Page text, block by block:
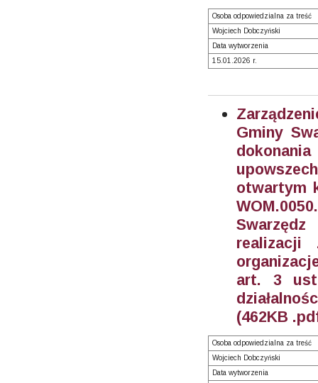
Osoba odpowiedzialna za treść
Wojciech Dobczyński
Data wytworzenia
15.01.2026 r.
Gminy
otwartym
realizacji
art. 3
(462KB
Osoba odpowiedzialna za treść
Wojciech Dobczyński
Data wytworzenia